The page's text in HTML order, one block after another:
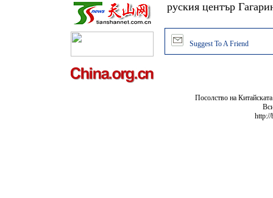
руския център
Suggest To A Friend
Посолство на
http://